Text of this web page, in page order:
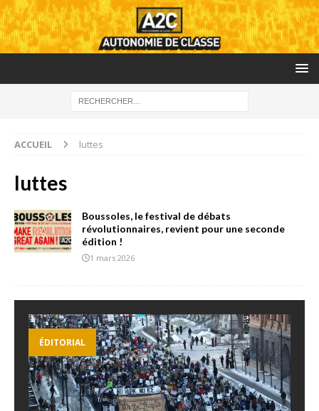
ACCUEIL luttes
luttes
Boussoles, le festival de débats
révolutionnaires, revient pour une seconde
édition !
1 mars 2026
ÉDITORIAL